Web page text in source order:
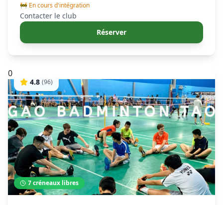
🚧 En cours d'intégration
Contacter le club
Réserver
0
4.8 (96)
7créneaux libres